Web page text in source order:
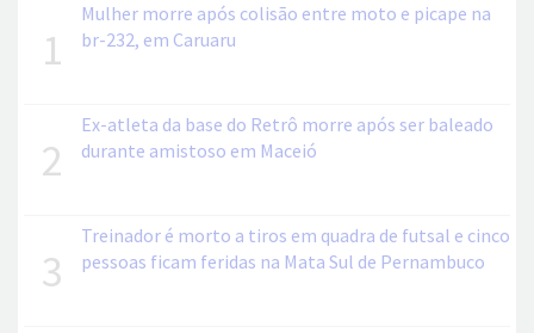
1
Mulher morre após colisão entre moto e picape na
br-232, em Caruaru
2
Ex-atleta da base do Retrô morre após ser baleado
durante amistoso em Maceió
3
Treinador é morto a tiros em quadra de futsal e cinco
pessoas ficam feridas na Mata Sul de Pernambuco